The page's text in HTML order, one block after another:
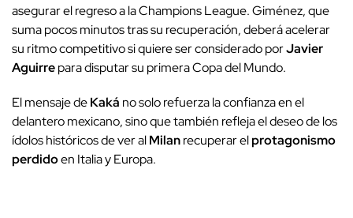
asegurar el regreso a la Champions League. Giménez, que
suma pocos minutos tras su recuperación, deberá acelerar
su ritmo competitivo si quiere ser considerado porJavier
Aguirrepara disputar su primera Copa del Mundo.
El mensaje deKaká no solo refuerza la confianza en el
delantero mexicano, sino que también refleja el deseo de los
ídolos históricos de ver alMilanrecuperar elprotagonismo
perdidoen Italia y Europa.